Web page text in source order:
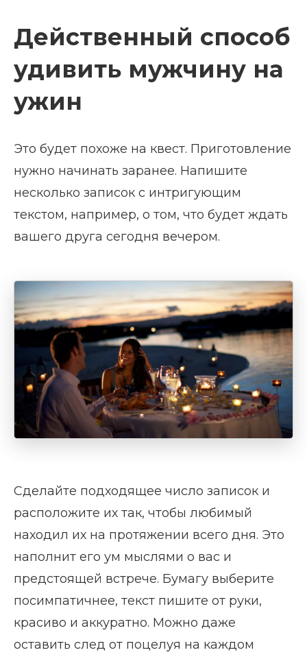
Действенный способ
удивить мужчину на
ужин
Это будет похоже на квест. Приготовление
нужно начинать заранее. Напишите
несколько записок с интригующим
текстом, например, о том, что будет ждать
вашего друга сегодня вечером.
Сделайте подходящее число записок и
расположите их так, чтобы любимый
находил их на протяжении всего дня. Это
наполнит его ум мыслями о вас и
предстоящей встрече. Бумагу выберите
посимпатичнее, текст пишите от руки,
красиво и аккуратно. Можно даже
оставить след от поцелуя на каждом